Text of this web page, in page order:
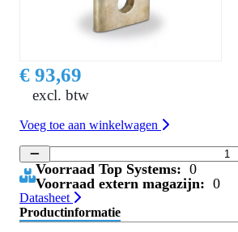
€ 93,69
excl. btw
Voeg toe aan winkelwagen
Voorraad Top Systems: 0
Voorraad extern magazijn: 0
Datasheet
Productinformatie